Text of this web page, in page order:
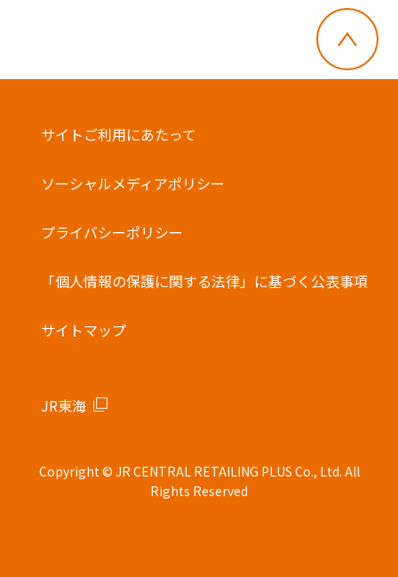
サイトご利用にあたって
ソーシャルメディアポリシー
プライバシーポリシー
「個人情報の保護に関する法律」に基づく公表事項
サイトマップ
JR東海
Copyright © JR CENTRAL RETAILING PLUS Co., Ltd. All
Rights Reserved